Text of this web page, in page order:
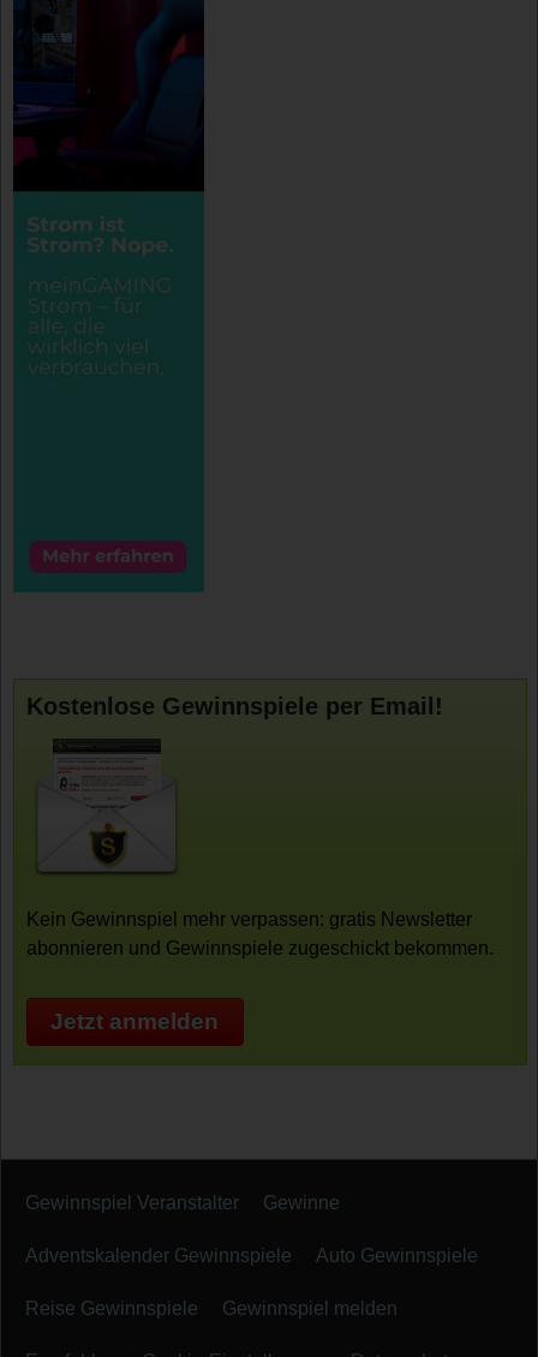
Kostenlose Gewinnspiele per Email!
Kein Gewinnspiel mehr verpassen: gratis Newsletter
abonnieren und Gewinnspiele zugeschickt bekommen.
Jetzt anmelden
Gewinnspiel Veranstalter Gewinne
Adventskalender Gewinnspiele Auto Gewinnspiele
Reise Gewinnspiele Gewinnspiel melden